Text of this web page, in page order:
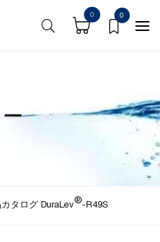
0 0
タログ DuraLev®-R49S